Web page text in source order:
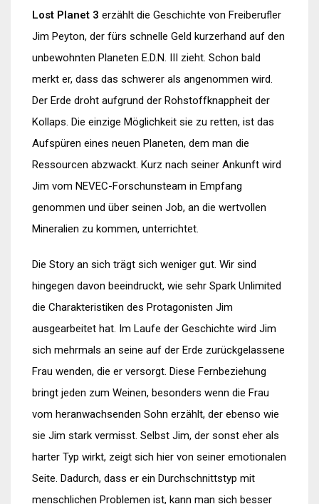
Lost Planet 3 erzählt die Geschichte von Freiberufler
Jim Peyton, der fürs schnelle Geld kurzerhand auf den
unbewohnten Planeten E.D.N. III zieht. Schon bald
merkt er, dass das schwerer als angenommen wird.
Der Erde droht aufgrund der Rohstoffknappheit der
Kollaps. Die einzige Möglichkeit sie zu retten, ist das
Aufspüren eines neuen Planeten, dem man die
Ressourcen abzwackt. Kurz nach seiner Ankunft wird
Jim vom NEVEC-Forschunsteam in Empfang
genommen und über seinen Job, an die wertvollen
Mineralien zu kommen, unterrichtet.
Die Story an sich trägt sich weniger gut. Wir sind
hingegen davon beeindruckt, wie sehr Spark Unlimited
die Charakteristiken des Protagonisten Jim
ausgearbeitet hat. Im Laufe der Geschichte wird Jim
sich mehrmals an seine auf der Erde zurückgelassene
Frau wenden, die er versorgt. Diese Fernbeziehung
bringt jeden zum Weinen, besonders wenn die Frau
vom heranwachsenden Sohn erzählt, der ebenso wie
sie Jim stark vermisst. Selbst Jim, der sonst eher als
harter Typ wirkt, zeigt sich hier von seiner emotionalen
Seite. Dadurch, dass er ein Durchschnittstyp mit
menschlichen Problemen ist, kann man sich besser